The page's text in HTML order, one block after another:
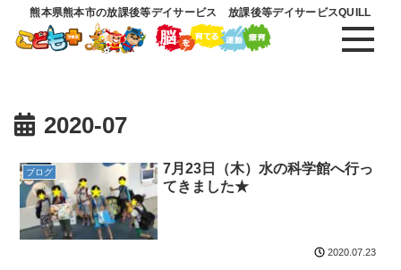
熊本県熊本市の放課後等デイサービス 放課後等デイサービスQUILL
2020-07
ブログ
7月23日（木）水の科学館へ行っ
てきました★
2020.07.23